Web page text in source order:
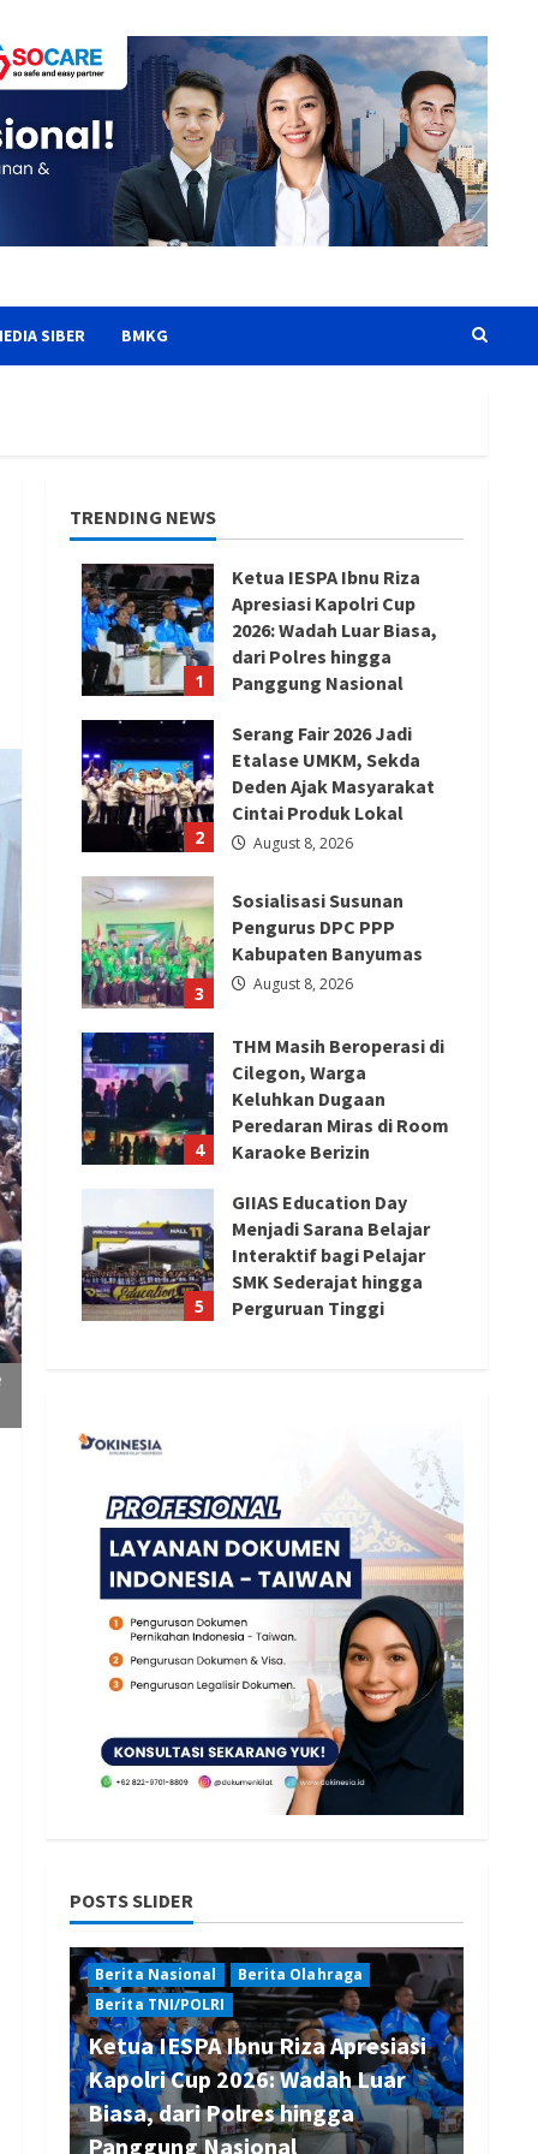
SIBER BMKG
TRENDING NEWS
1
Ketua IESPA Ibnu Riza
Apresiasi Kapolri Cup
2026: Wadah Luar Biasa,
dari Polres hingga
Panggung Nasional
2
Serang Fair 2026 Jadi
Etalase UMKM, Sekda
Deden Ajak Masyarakat
Cintai Produk Lokal
August 8, 2026
3
Sosialisasi Susunan
Pengurus DPC PPP
Kabupaten Banyumas
August 8, 2026
4
THM Masih Beroperasi di
Cilegon, Warga
Keluhkan Dugaan
Peredaran Miras di Room
Karaoke Berizin
August 8, 2026
5
GIIAS Education Day
Menjadi Sarana Belajar
Interaktif bagi Pelajar
SMK Sederajat hingga
Perguruan Tinggi
POSTS SLIDER
Berita Nasional
Berita Olahraga
Berita TNI/POLRI
Ketua IESPA Ibnu Riza Apresiasi
Kapolri Cup 2026: Wadah Luar
Biasa, dari Polres hingga
Panggung Nasional